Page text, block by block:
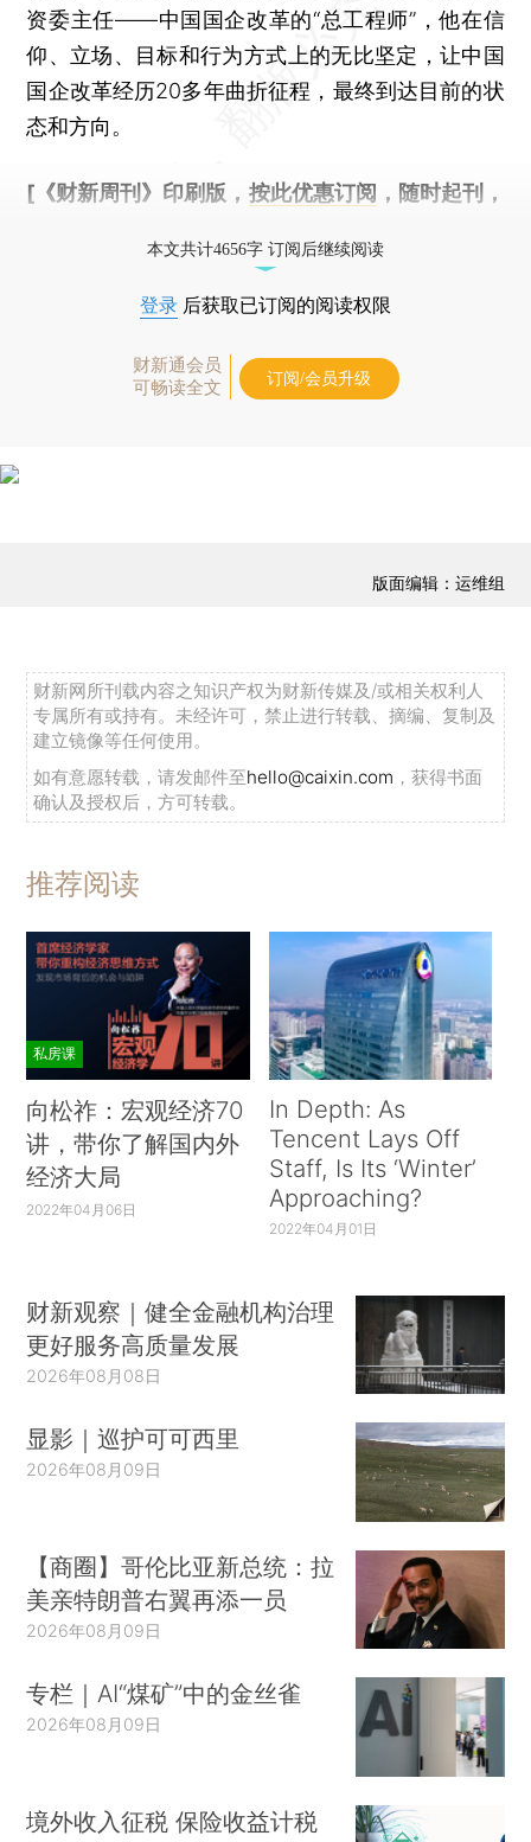
资委主任——中国国企改革的“总工程师”，他在信
仰、立场、目标和行为方式上的无比坚定，让中国
国企改革经历20多年曲折征程，最终到达目前的状
态和方向。
[《财新周刊》印刷版， 按此优惠订阅 ，随时起刊，
本文共计4656字 订阅后继续阅读
登录 后获取已订阅的阅读权限
财新通会员
可畅读全文
订阅/会员升级
版面编辑：运维组
财新网所刊载内容之知识产权为财新传媒及/或相关权利人
专属所有或持有。未经许可，禁止进行转载、摘编、复制及
建立镜像等任何使用。
如有意愿转载，请发邮件至hello@caixin.com ，获得书面
确认及授权后，方可转载。
推荐阅读
私房课
向松祚：宏观经济70
讲，带你了解国内外
经济大局
2022年04月06日
In Depth: As
Tencent Lays Off
Staff, Is Its ‘Winter’
Approaching?
2022年04月01日
财新观察｜健全金融机构治理
更好服务高质量发展
2026年08月08日
显影｜巡护可可西里
2026年08月09日
【商圈】哥伦比亚新总统：拉
美亲特朗普右翼再添一员
2026年08月09日
专栏｜AI“煤矿”中的金丝雀
2026年08月09日
境外收入征税 保险收益计税